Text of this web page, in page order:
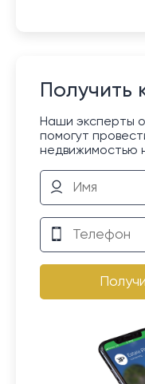
Получить
Наши эксперты
помогут
недвижимостью